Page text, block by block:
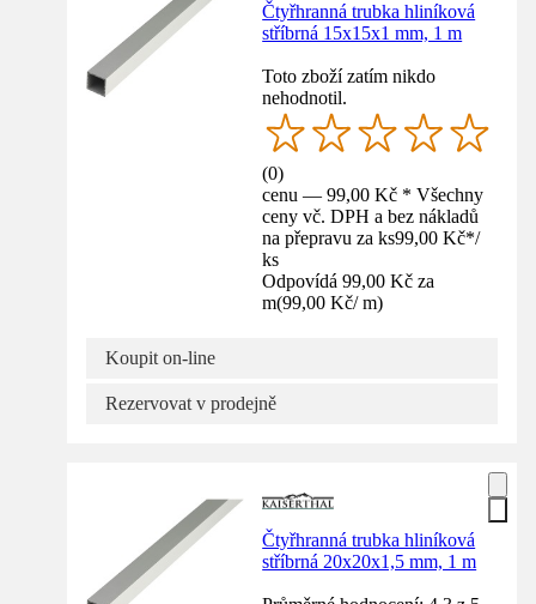
Čtyřhranná trubka hliníková
stříbrná 15x15x1 mm, 1 m
Toto zboží zatím nikdo
nehodnotil.
(0)
cenu — 99,00 Kč * Všechny
ceny vč. DPH a bez nákladů
na přepravu za ks99,00 Kč*/
ks
Odpovídá 99,00 Kč za
m(99,00 Kč/ m)
Koupit on-line
Rezervovat v prodejně
Čtyřhranná trubka hliníková
stříbrná 20x20x1,5 mm, 1 m